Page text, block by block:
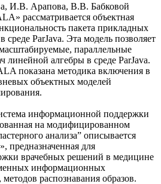
И.В. Арапова, В.В. Бабковой
рассматривается объектная
пакета прикладных
ParJava. Эта модель позволяет
параллельные
линейной алгебры в среде ParJava.
показана методика включения в
объектных моделей
информационной поддержки
на модифицированном
анализа” описывается
предназначенная для
врачебных решений в медицине
информационных
распознавания образов.